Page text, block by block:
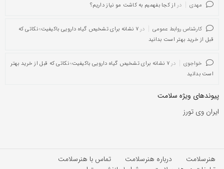
مهدی در از کجا بفهمیم به کاشت مو نیاز داریم؟
کارشناس روابط عمومی در
۷ نشانه برای تشخیص گیاه دارویی باکیفیت؛ نکاتی که
قبل از خرید بهتر است بدانید
خواجوی در
۷ نشانه برای تشخیص گیاه دارویی باکیفیت؛ نکاتی که قبل از خرید بهتر
است بدانید
پیوندهای ویژه سلامت
ایران وی تورز
هنرسلامت درباره هنرسلامت
تماس با هنرسلامت